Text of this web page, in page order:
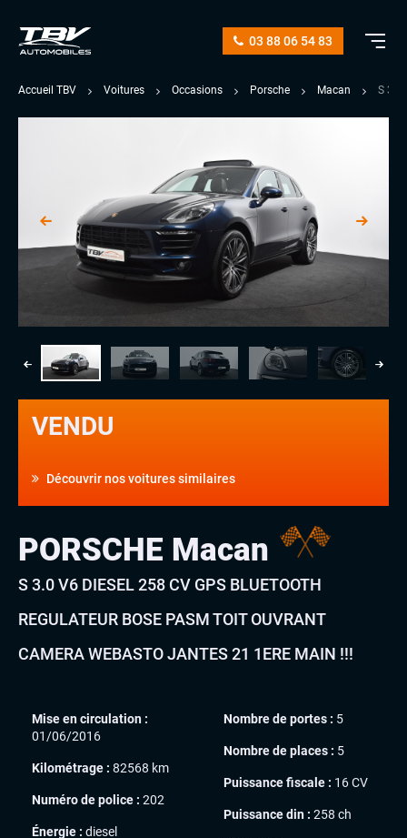
03 88 06 54 83
Accueil TBV Voitures Occasions Porsche Macan S 3.0
VENDU
Découvrir nos voitures similaires
PORSCHE Macan
S 3.0 V6 DIESEL 258 CV GPS BLUETOOTH
REGULATEUR BOSE PASM TOIT OUVRANT
CAMERA WEBASTO JANTES 21 1ERE MAIN !!!
Mise en circulation :
01/06/2016
Kilométrage : 82568 km
Numéro de police : 202
Énergie : diesel
Nombre de portes : 5
Nombre de places : 5
Puissance fiscale : 16 CV
Puissance din : 258 ch